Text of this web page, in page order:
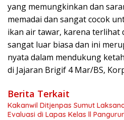
yang memungkinkan dan
memadai dan sangat cocok
ikan air tawar, karena terlihat
sangat luar biasa dan ini
nyata dalam mendukung
di Jajaran Brigif 4 Mar/BS,
Berita Terkait
Kakanwil Ditjenpas Sumut
Evaluasi di Lapas Kelas ll